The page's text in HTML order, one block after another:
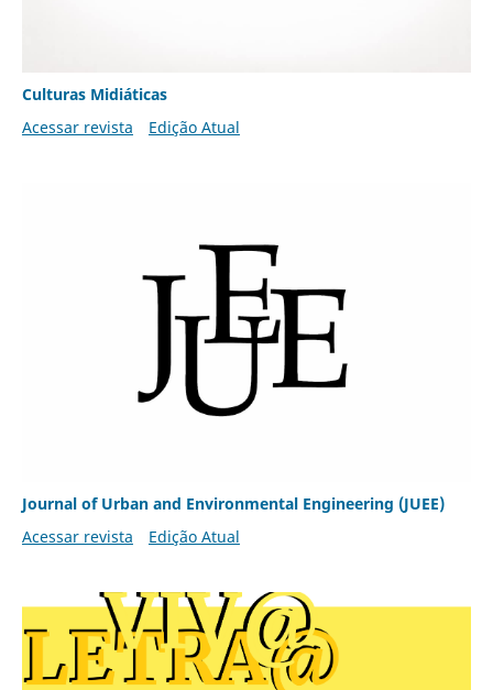
Culturas Midiáticas
Acessar revista
Edição Atual
Journal of Urban and Environmental Engineering (JUEE)
Acessar revista
Edição Atual